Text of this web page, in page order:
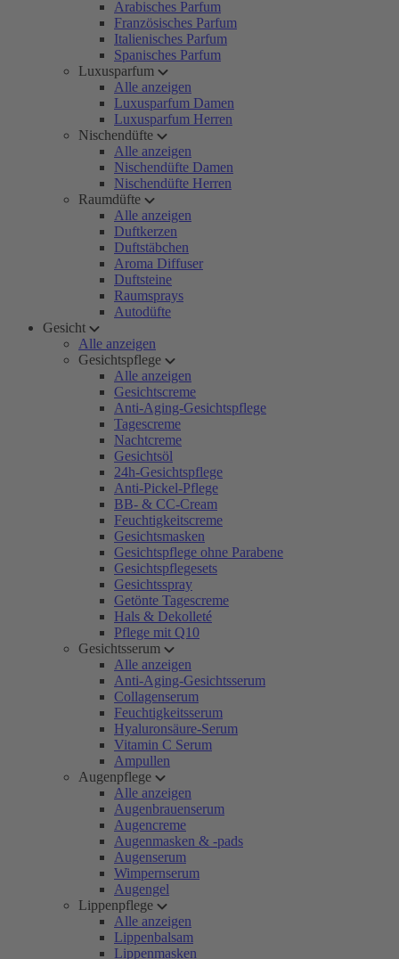
Arabisches Parfum
Französisches Parfum
Italienisches Parfum
Spanisches Parfum
Luxusparfum
Alle anzeigen
Luxusparfum Damen
Luxusparfum Herren
Nischendüfte
Alle anzeigen
Nischendüfte Damen
Nischendüfte Herren
Raumdüfte
Alle anzeigen
Duftkerzen
Duftstäbchen
Aroma Diffuser
Duftsteine
Raumsprays
Autodüfte
Gesicht
Alle anzeigen
Gesichtspflege
Alle anzeigen
Gesichtscreme
Anti-Aging-Gesichtspflege
Tagescreme
Nachtcreme
Gesichtsöl
24h-Gesichtspflege
Anti-Pickel-Pflege
BB- & CC-Cream
Feuchtigkeitscreme
Gesichtsmasken
Gesichtspflege ohne Parabene
Gesichtspflegesets
Gesichtsspray
Getönte Tagescreme
Hals & Dekolleté
Pflege mit Q10
Gesichtsserum
Alle anzeigen
Anti-Aging-Gesichtsserum
Collagenserum
Feuchtigkeitsserum
Hyaluronsäure-Serum
Vitamin C Serum
Ampullen
Augenpflege
Alle anzeigen
Augenbrauenserum
Augencreme
Augenmasken & -pads
Augenserum
Wimpernserum
Augengel
Lippenpflege
Alle anzeigen
Lippenbalsam
Lippenmasken